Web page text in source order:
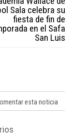
Sala celebra su
fiesta de fin de
en el Safa
San Luis
esta noticia